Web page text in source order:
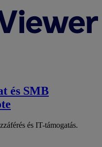
és SMB
és IT-támogatás.